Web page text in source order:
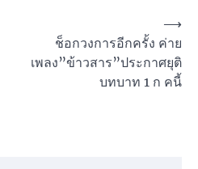
ช็อกวงการอีกครั้ง ค่าย
เพลง”ข้าวสาร”ประกาศยุติ
บทบาท 1 ก คนี้
⟶